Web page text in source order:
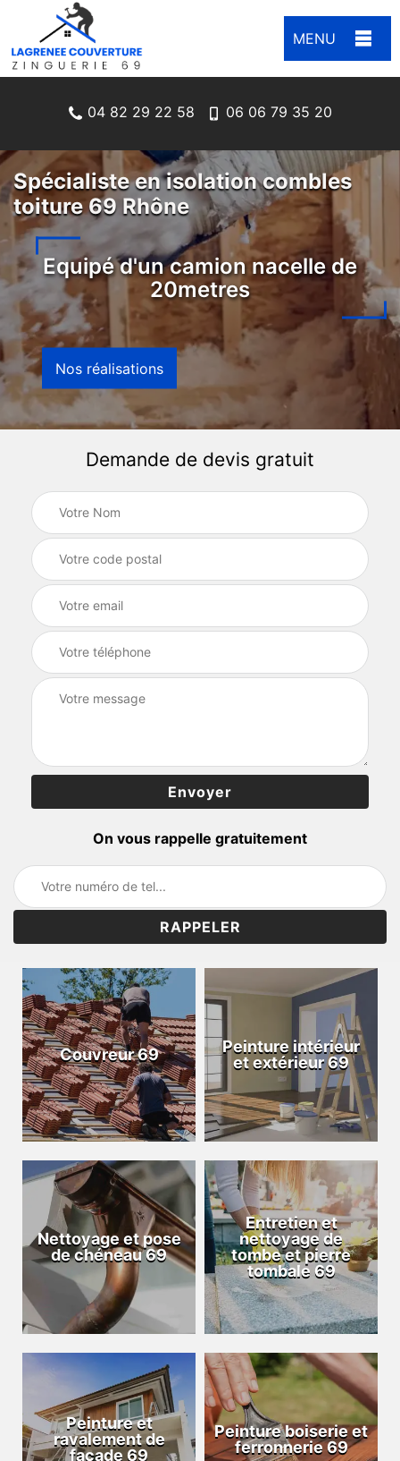
MENU
04 82 29 22 58 06 06 79 35 20
Spécialiste en isolation combles
toiture 69 Rhône
Equipé d'un camion nacelle de
20metres
Nos réalisations
Demande de devis gratuit
On vous rappelle gratuitement
Couvreur 69
Peinture intérieur
et extérieur 69
Nettoyage et pose
de chéneau 69
Entretien et
nettoyage de
tombe et pierre
tombale 69
Peinture et
ravalement de
façade 69
Peinture boiserie et
ferronnerie 69